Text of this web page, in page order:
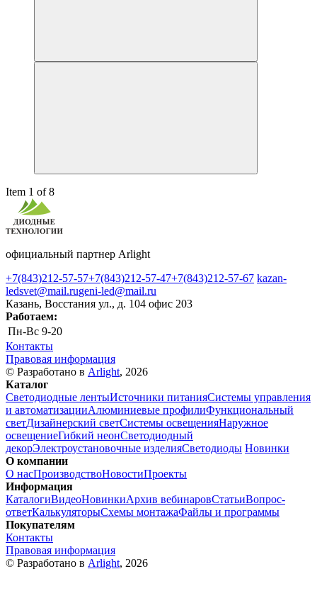
Item 1 of 8
официальный партнер Arlight
+7(843)212-57-57+7(843)212-57-47+7(843)212-57-67 kazan-
ledsvet@mail.rugeni-led@mail.ru
Казань, Восстания ул., д. 104 офис 203
Работаем:
Пн-Вс 9-20
Контакты
Правовая информация
© Разработано в Arlight, 2026
Каталог
Светодиодные лентыИсточники питанияСистемы управления
и автоматизацииАлюминиевые профилиФункциональный
светДизайнерский светСистемы освещенияНаружное
освещениеГибкий неонСветодиодный
декорЭлектроустановочные изделияСветодиоды Новинки
О компании
О насПроизводствоНовостиПроекты
Информация
КаталогиВидеоНовинкиАрхив вебинаровСтатьиВопрос-
ответКалькуляторыСхемы монтажаФайлы и программы
Покупателям
Контакты
Правовая информация
© Разработано в Arlight, 2026